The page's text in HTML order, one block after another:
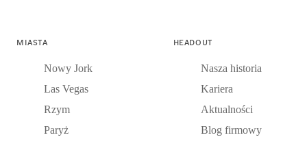
MIASTA
Nowy Jork
Las Vegas
Rzym
Paryż
HEADOUT
Nasza historia
Kariera
Aktualności
Blog firmowy